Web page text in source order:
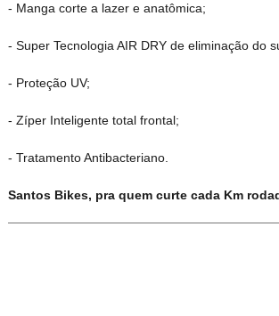
- Manga corte a lazer e anatômica;
- Super Tecnologia AIR DRY de eliminação do
- Proteção UV;
- Zíper Inteligente total frontal;
- Tratamento Antibacteriano.
Santos Bikes, pra quem curte cada Km